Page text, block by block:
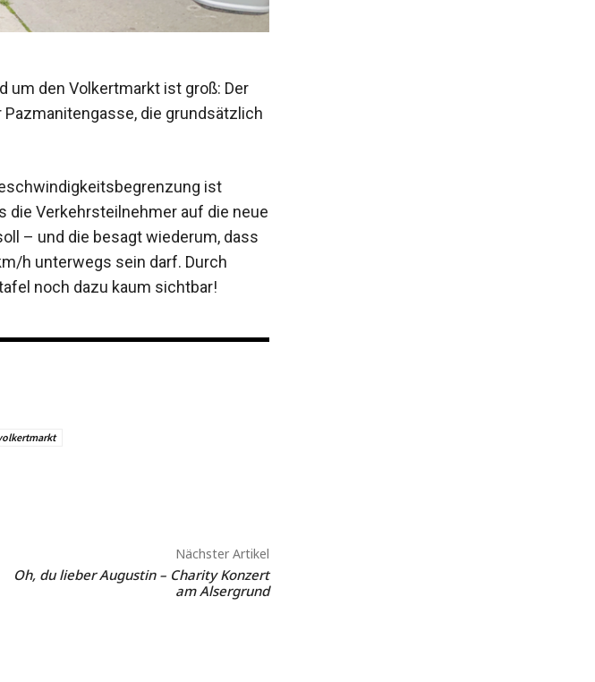
um den Volkertmarkt ist groß: Der
die grundsätzlich
ist
die Verkehrsteilnehmer auf die neue
– und die besagt wiederum, dass
h unterwegs sein darf. Durch
noch dazu kaum sichtbar!
Nächster Artikel
Oh, du lieber Augustin – Charity Konzert
am Alsergrund